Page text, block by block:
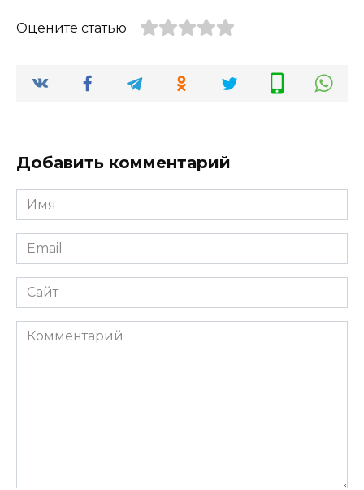
Оцените статью
Добавить комментарий
Имя
*
Email
*
Сайт
Комментарий